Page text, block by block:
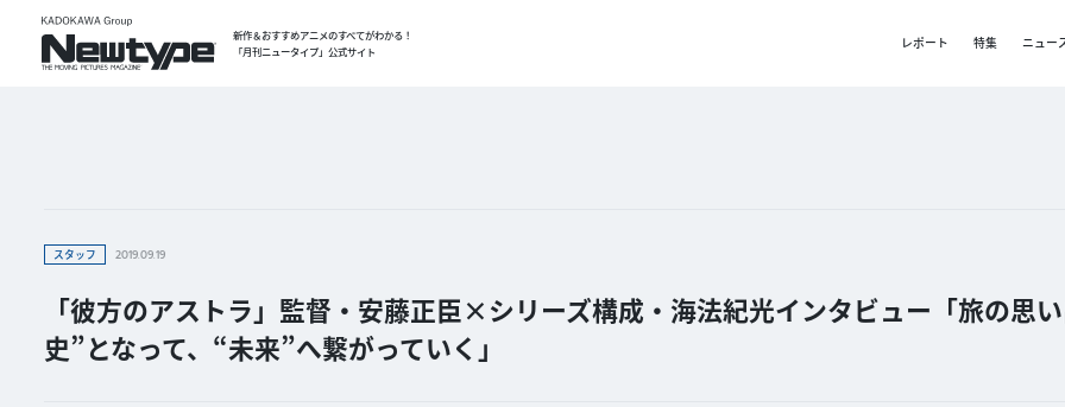
新作＆おすすめアニメのすべてがわかる！
「月刊ニュータイプ」公式サイト
レポート 特集 ニュー
スタッフ 2019.09.19
「彼方のアストラ」監督・安藤正臣×シリーズ構成・海法紀光インタビュー「旅の思
史”となって、“未来”へ繋がっていく」